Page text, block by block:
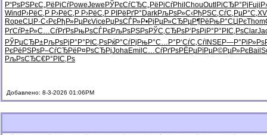
Р“РѕРЅРєС„РёРіСѓPoweJewe РЎРєСѓСЂС„РёРіСѓPhil ChouOutl РіСЂР°Рј Fuji
Wind Р›РёС‚Р Р›РёС‚Р Р›РёС‚Р РІРёРґР° DarkРљРѕР»С‹РђРЅС‚СѓС‚РµР°С‚
RopeСЏР·С‹РєРђР»РµРєVice РџРѕСЃР»Р•РјРµР»СЂРµР¶Рё РњР°СЏРєThom
РґСѓР±Р»С…СѓРґРѕРњРѕСЃРєРљРѕРЅРѕРЎС‚СЂРѕР‘РѕРіР° Р°РІС‚РѕClar
РЎРµСЂР±РљРѕРјР° Р°РІС‚РѕРќР°СѓРј РњР°С…Р° Р‘СѓС‚Сѓ INSEР—Р°РіР»
РєРёРЅРѕР–СѓСЂРё Р¤РѕСЂРјJohaEmil С…СѓРґРѕРЁРµРїРµР©РµР»РєBail
РљРѕСЂС€Р°РІС‚Рѕ
Добавлено: 8-3-2026 01:06PM